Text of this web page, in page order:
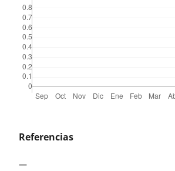
Referencias
—